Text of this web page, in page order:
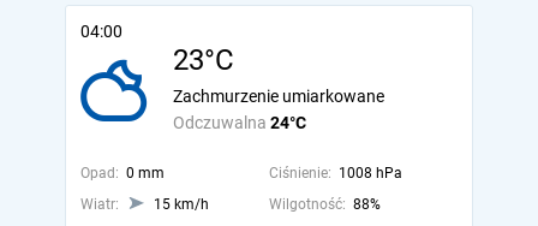
04:00
23°C
Odczuwalna 24°C
Zachmurzenie umiarkowane
Opad: 0 mm Ciśnienie: 1008 hPa
Wiatr:
15 km/h Wilgotność: 88%